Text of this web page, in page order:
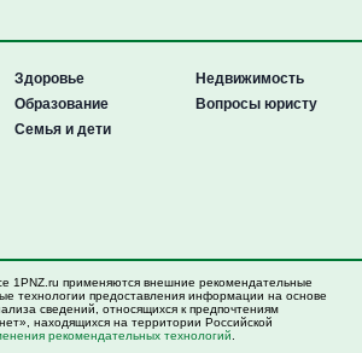
Здоровье
Образование
Семья и дети
Недвижимость
Вопросы юристу
1PNZ.ru применяются внешние рекомендательные
технологии предоставления информации на основе
сведений, относящихся к предпочтениям
находящихся на территории Российской
рекомендательных технологий